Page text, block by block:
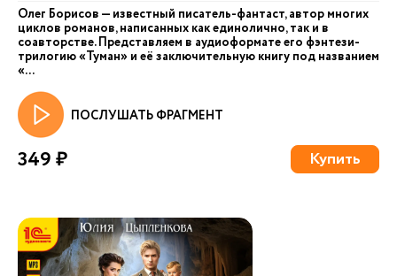
Олег Борисов — известный писатель-фантаст, автор многих
циклов романов, написанных как единолично, так и в
соавторстве. Представляем в аудиоформате его фэнтези-
трилогию «Туман» и её заключительную книгу под названием
«...
ПОСЛУШАТЬ ФРАГМЕНТ
349 ₽ Купить